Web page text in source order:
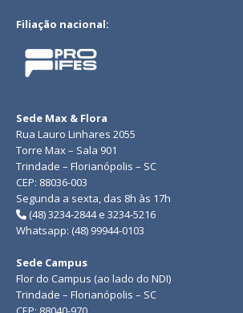
Filiação nacional:
Sede Max & Flora
Rua Lauro Linhares 2055
Torre Max – Sala 901
Trindade – Florianópolis – SC
CEP: 88036-003
Segunda a sexta, das 8h às 17h
(48) 3234-2844 e 3234-5216
Whatsapp: (48) 99944-0103
Sede Campus
Flor do Campus (ao lado do NDI)
Trindade – Florianópolis – SC